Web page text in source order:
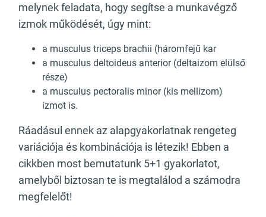
melynek feladata, hogy segítse a munkavégző
izmok működését, úgy mint:
a musculus triceps brachii (háromfejű kar
a musculus deltoideus anterior (deltaizom elülső
része)
a musculus pectoralis minor (kis mellizom)
izmot is.
Ráadásul ennek az alapgyakorlatnak rengeteg
variációja és kombinációja is létezik! Ebben a
cikkben most bemutatunk 5+1 gyakorlatot,
amelyből biztosan te is megtalálod a számodra
megfelelőt!